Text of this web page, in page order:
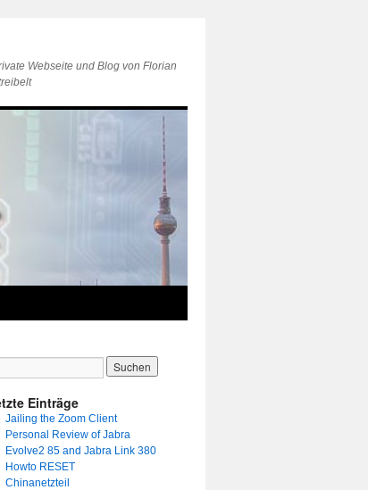
Webseite und Blog von Florian
Einträge
Jailing the Zoom Client
Personal Review of Jabra
Evolve2 85 and Jabra Link 380
Howto RESET
Chinanetzteil